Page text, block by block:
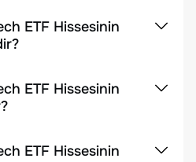
ETF Hissesinin
ETF Hissesinin
ETF Hissesinin